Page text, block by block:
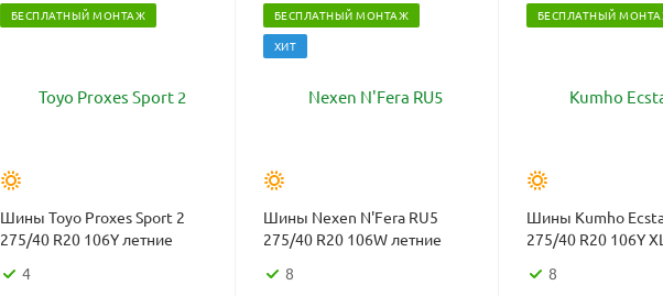
БЕСПЛАТНЫЙ МОНТАЖ
Шины Toyo Proxes Sport 2
275/40 R20 106Y летние
4
БЕСПЛАТНЫЙ МОНТАЖ
ХИТ
Шины Nexen N'Fera RU5
275/40 R20 106W летние
8
БЕСПЛАТНЫЙ
Шины Kumho
275/40 R20 106Y
8